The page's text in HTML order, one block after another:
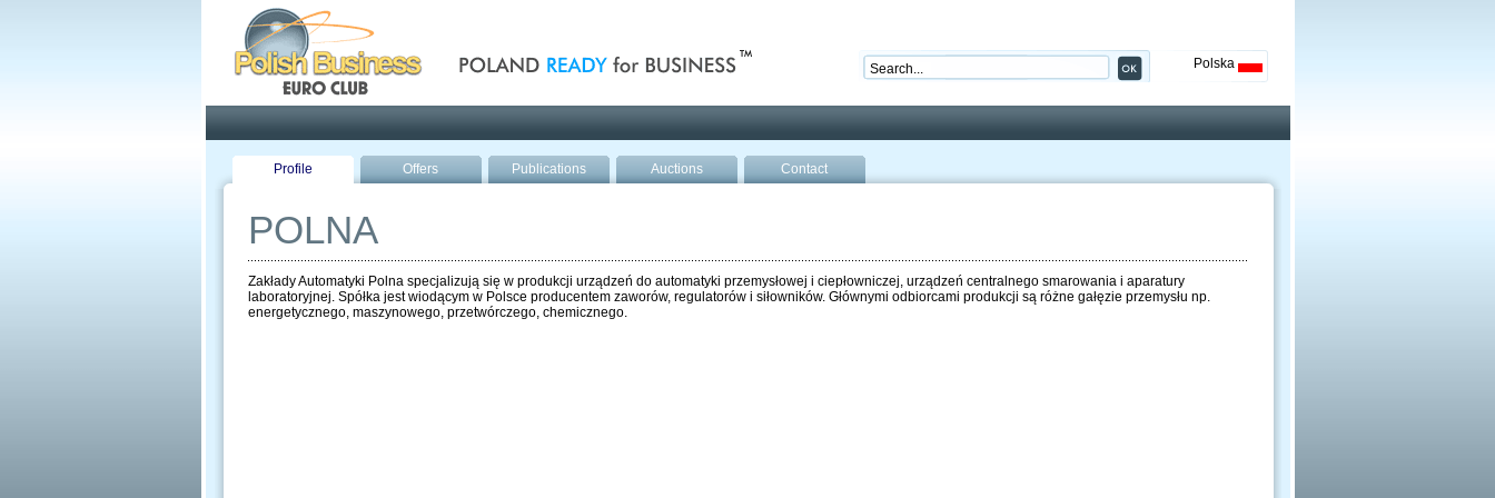
Polska
Profile Offers Publications Auctions Contact
POLNA
Zakłady Automatyki Polna specjalizują się w produkcji urządzeń do automatyki przemysłowej i ciepłowniczej, urządzeń centralnego smarowania i aparatury
laboratoryjnej. Spółka jest wiodącym w Polsce producentem zaworów, regulatorów i siłowników. Głównymi odbiorcami produkcji są różne gałęzie przemysłu np.
energetycznego, maszynowego, przetwórczego, chemicznego.